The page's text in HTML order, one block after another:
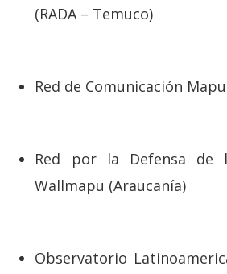
(RADA – Temuco)
Red de Comunicación
Red por la Defensa de
Wallmapu (Araucanía)
Observatorio